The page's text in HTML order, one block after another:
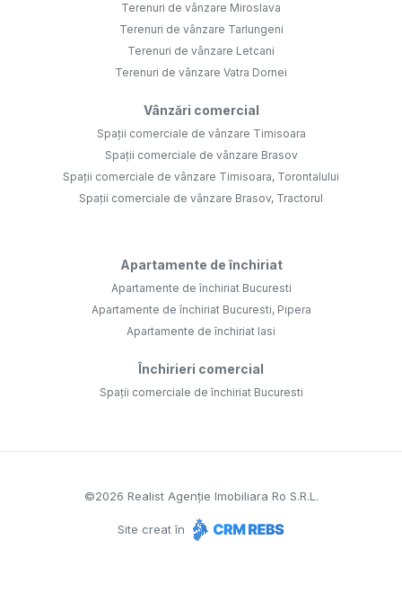
Terenuri de vânzare Miroslava
Terenuri de vânzare Tarlungeni
Terenuri de vânzare Letcani
Terenuri de vânzare Vatra Dornei
Vânzări comercial
Spații comerciale de vânzare Timisoara
Spații comerciale de vânzare Brasov
Spații comerciale de vânzare Timisoara, Torontalului
Spații comerciale de vânzare Brasov, Tractorul
Apartamente de închiriat
Apartamente de închiriat Bucuresti
Apartamente de închiriat Bucuresti, Pipera
Apartamente de închiriat Iasi
Închirieri comercial
Spații comerciale de închiriat Bucuresti
©2026 Realist Agenție Imobiliara Ro S.R.L.
Site creat în